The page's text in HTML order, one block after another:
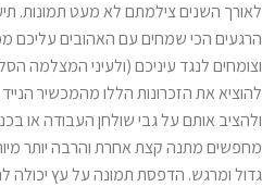
לאורך השנים צילמתם לא מעט תמונות.
הרגעים הכי שמחים עם האהובים עליכם
וצומחים לנגד עיניכם (ולעיני המצלמה
להוציא את הזכרונות הללו מהמכשיר
ולהציב אותם על גבי שולחן העבודה או
מחפשים מתנה קצת אחרת והרבה יותר
גדול ומרגש. הדפסת תמונה על עץ יכולה